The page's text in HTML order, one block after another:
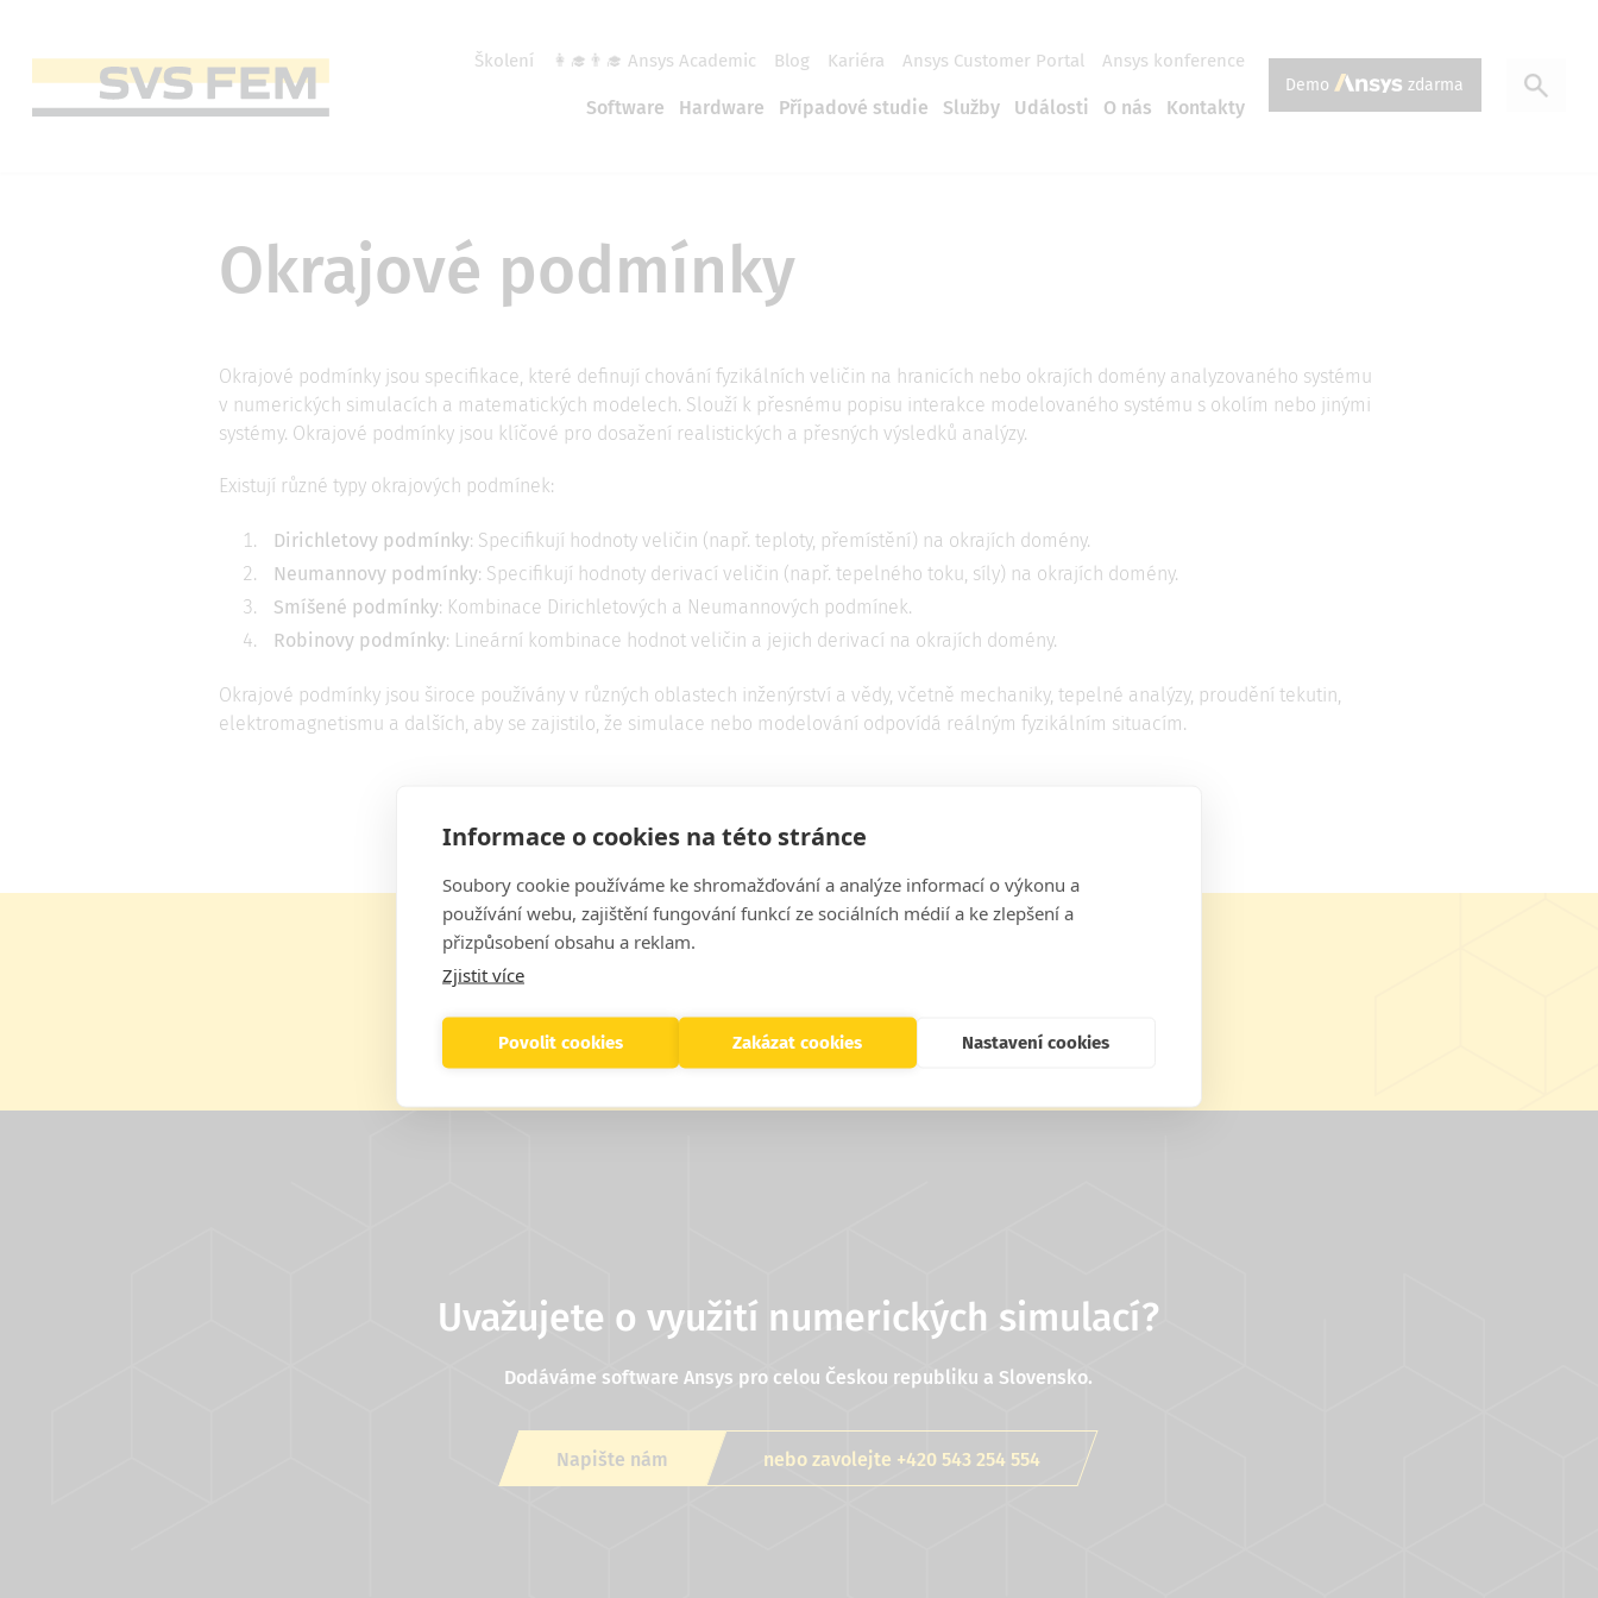
Informace o cookies na této stránce
Soubory cookie používáme ke shromažďování a analýze informací o výkonu a
používání webu, zajištění fungování funkcí ze sociálních médií a ke zlepšení a
přizpůsobení obsahu a reklam.
Zjistit více
Povolit cookies Zakázat cookies Nastavení cookies
hlavnímu
obsahu
Horní
menu
Školení 👩‍🎓👨‍🎓 Ansys Academic Blog Kariéra Ansys Customer Portal Ansys konference
Main
Software Hardware Případové studie Služby Události O nás Kontakty
Demo zdarma
Okrajové podmínky
Okrajové podmínky jsou specifikace, které definují chování fyzikálních veličin na hranicích nebo okrajích domény analyzovaného systému
v numerických simulacích a matematických modelech. Slouží k přesnému popisu interakce modelovaného systému s okolím nebo jinými
systémy. Okrajové podmínky jsou klíčové pro dosažení realistických a přesných výsledků analýzy.
Existují různé typy okrajových podmínek:
Dirichletovy podmínky: Specifikují hodnoty veličin (např. teploty, přemístění) na okrajích domény.
Neumannovy podmínky: Specifikují hodnoty derivací veličin (např. tepelného toku, síly) na okrajích domény.
Smíšené podmínky: Kombinace Dirichletových a Neumannových podmínek.
Robinovy podmínky: Lineární kombinace hodnot veličin a jejich derivací na okrajích domény.
Okrajové podmínky jsou široce používány v různých oblastech inženýrství a vědy, včetně mechaniky, tepelné analýzy, proudění tekutin,
elektromagnetismu a dalších, aby se zajistilo, že simulace nebo modelování odpovídá reálným fyzikálním situacím.
Uvažujete o využití numerických simulací?
Dodáváme software Ansys pro celou Českou republiku a Slovensko.
Napište nám nebo zavolejte +420 543 254 554